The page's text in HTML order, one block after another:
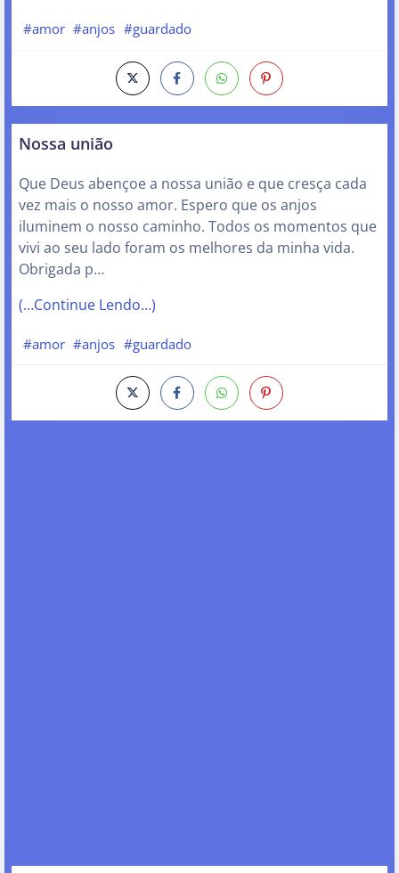
#amor #anjos #guardado
Nossa união
Que Deus abençoe a nossa união e que cresça cada
vez mais o nosso amor. Espero que os anjos
iluminem o nosso caminho. Todos os momentos que
vivi ao seu lado foram os melhores da minha vida.
Obrigada p…
(…Continue Lendo…)
#amor #anjos #guardado